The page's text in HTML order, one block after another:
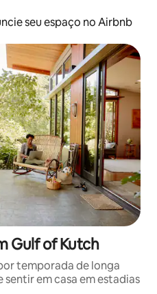
seu espaço no Airbnb
Gulf of Kutch
temporada de longa
em casa em estadias